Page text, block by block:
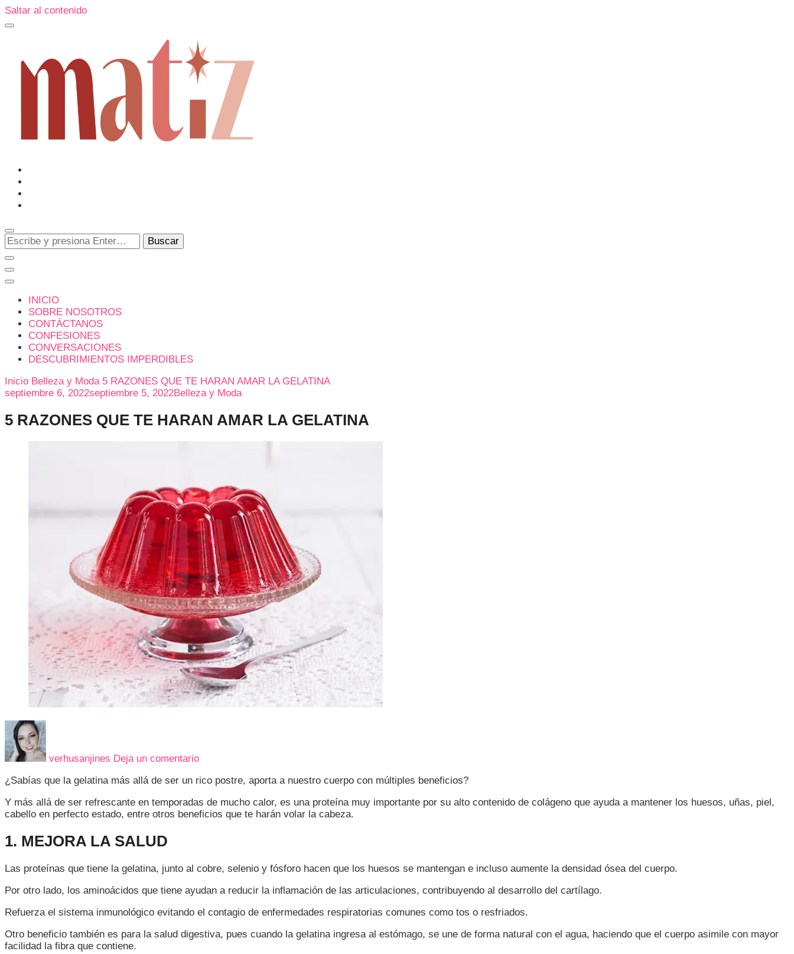
Saltar al contenido
Matiz
Un espacio editorial donde pongo en palabras aquello que muchos sentimos y pocos sabemos cómo explicar y donde también compartiré contigo las cosas que me conmueven,
me sorprenden o creo que merecen ser descubiertas.
¿Buscas
algo?
INICIO
SOBRE NOSOTROS
CONTÁCTANOS
CONFESIONES
CONVERSACIONES
DESCUBRIMIENTOS IMPERDIBLES
Inicio Belleza y Moda 5 RAZONES QUE TE HARAN AMAR LA GELATINA
septiembre 6, 2022septiembre 5, 2022Belleza y Moda
5 RAZONES QUE TE HARAN AMAR LA GELATINA
verhusanjines Deja un comentarioQUE
HARAN
AMAR
LA
GELATINA
¿Sabías que la gelatina más allá de ser un rico postre, aporta a nuestro cuerpo con múltiples beneficios?
Y más allá de ser refrescante en temporadas de mucho calor, es una proteína muy importante por su alto contenido de colágeno que ayuda a mantener los huesos, uñas, piel,
cabello en perfecto estado, entre otros beneficios que te harán volar la cabeza.
1. MEJORA LA SALUD
Las proteínas que tiene la gelatina, junto al cobre, selenio y fósforo hacen que los huesos se mantengan e incluso aumente la densidad ósea del cuerpo.
Por otro lado, los aminoácidos que tiene ayudan a reducir la inflamación de las articulaciones, contribuyendo al desarrollo del cartílago.
Refuerza el sistema inmunológico evitando el contagio de enfermedades respiratorias comunes como tos o resfriados.
Otro beneficio también es para la salud digestiva, pues cuando la gelatina ingresa al estómago, se une de forma natural con el agua, haciendo que el cuerpo asimile con mayor
facilidad la fibra que contiene.